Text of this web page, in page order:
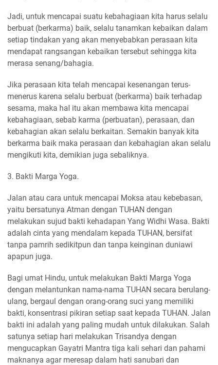
Jadi, untuk mencapai suatu kebahagiaan kita harus selalu
berbuat (berkarma) baik, selalu tanamkan kebaikan dalam
setiap tindakan yang akan menyebabkan perasaan kita
mendapat rangsangan kebaikan tersebut sehingga kita
merasa senang/bahagia.
Jika perasaan kita telah mencapai kesenangan terus-
menerus karena selalu berbuat (berkarma) baik terhadap
sesama, maka hal itu akan membawa kita mencapai
kebahagiaan, sebab karma (perbuatan), perasaan, dan
kebahagian akan selalu berkaitan. Semakin banyak kita
berkarma baik maka perasaan dan kebahagian akan selalu
mengikuti kita, demikian juga sebaliknya.
3. Bakti Marga Yoga.
Jalan atau cara untuk mencapai Moksa atau kebebasan,
yaitu bersatunya Atman dengan TUHAN dengan
melakukan sujud bakti kehadapan Yang Widhi Wasa. Bakti
adalah cinta yang mendalam kepada TUHAN, bersifat
tanpa pamrih sedikitpun dan tanpa keinginan duniawi
apapun juga.
Bagi umat Hindu, untuk melakukan Bakti Marga Yoga
dengan melantunkan nama-nama TUHAN secara berulang-
ulang, bergaul dengan orang-orang suci yang memiliki
bakti, konsentrasi pikiran setiap saat kepada TUHAN. Jalan
bakti ini adalah yang paling mudah untuk dilakukan. Salah
satunya setiap hari melakukan Trisandya dengan
mengucapkan Gayatri Mantra tiga kali sehari dan pahami
maknanya agar meresap dalam hati sanubari dan